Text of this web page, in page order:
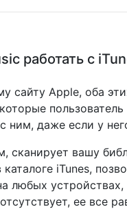
работать с
сайту Apple, оба
ним, даже если у
сканирует вашу
iTunes,
любых
ее все